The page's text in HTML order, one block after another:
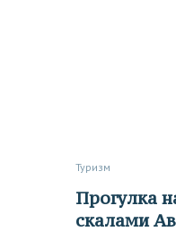
Туризм
Прогулка над пропастью и
скалами